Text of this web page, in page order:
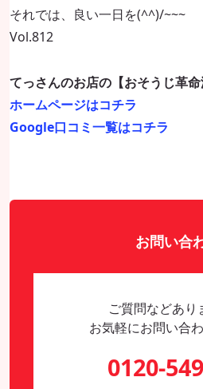
それでは、良い一日を(^^)/~~~
Vol.812
てっさんのお店の【おそうじ革命
ホームページはコチラ
Google口コミ一覧はコチラ
お問い合
ご質問などあり
お気軽にお問い合
0120-